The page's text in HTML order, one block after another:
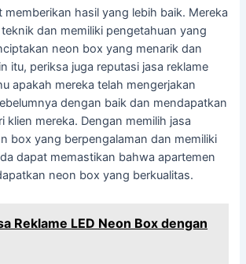
memberikan hasil yang lebih baik. Mereka
dan memiliki pengetahuan yang
neon box yang menarik dan
itu, periksa juga reputasi jasa reklame
apakah mereka telah mengerjakan
dengan baik dan mendapatkan
klien mereka. Dengan memilih jasa
box yang berpengalaman dan memiliki
dapat memastikan bahwa apartemen
neon box yang berkualitas.
Reklame LED Neon Box dengan